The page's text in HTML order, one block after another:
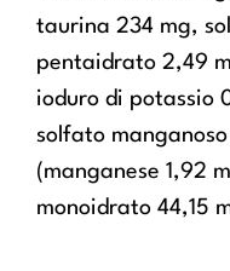
taurina 234 mg,
pentaidrato 2,49
ioduro di potassio
solfato
(manganese 1,92
monoidrato 44,15